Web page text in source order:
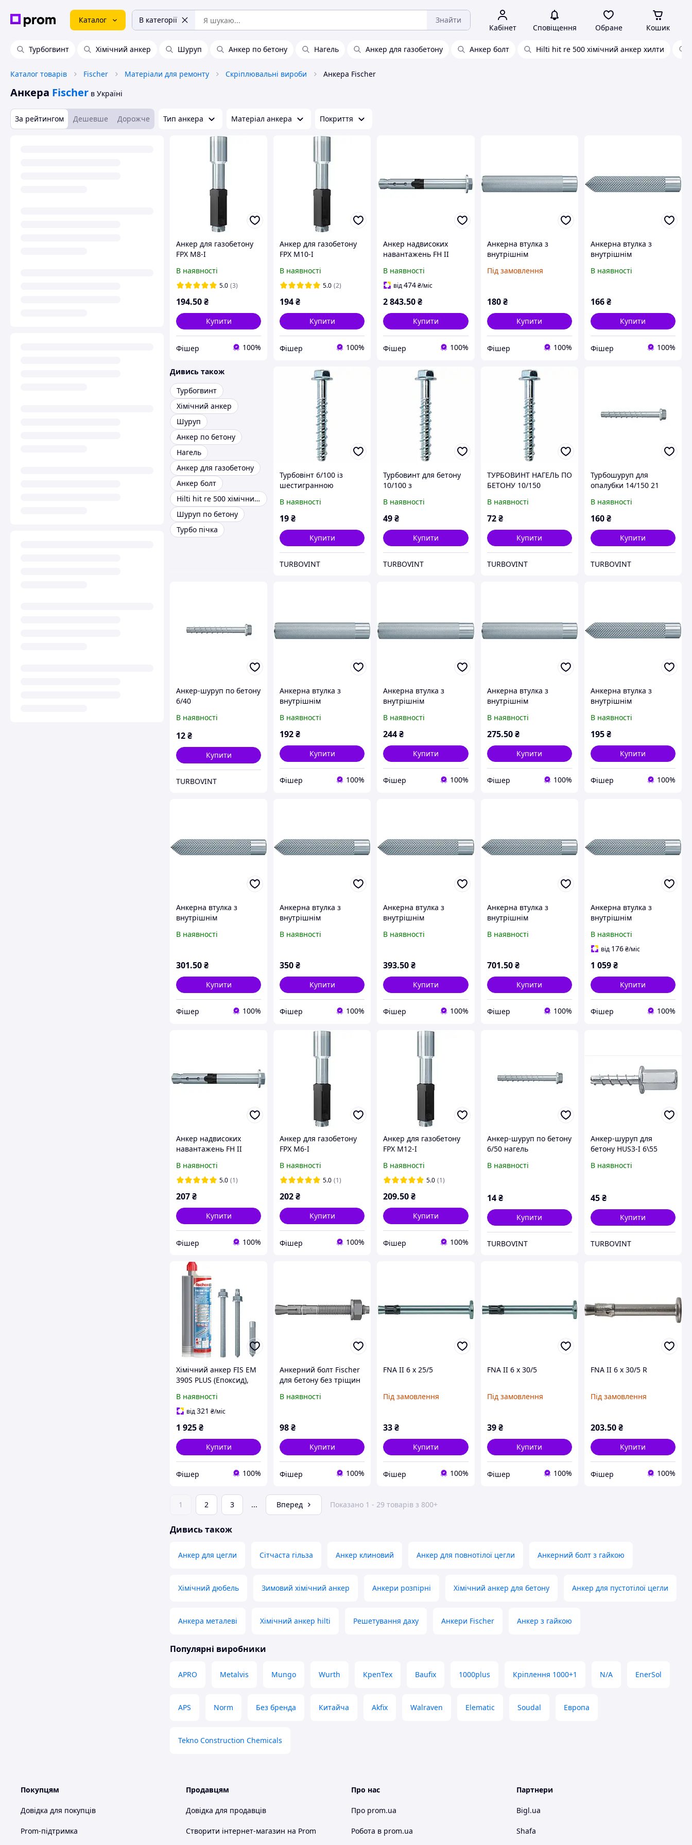
Каталог В категорії Знайти
Кабінет Сповіщення Обране Кошик
Турбогвинт Хімічний анкер Шуруп Анкер по бетону Нагель Анкер для газобетону Анкер болт Hilti hit re 500 хімічний анкер хилти
Каталог товарів Fischer Матеріали для ремонту Скріплювальні вироби Анкера Fischer
Анкера Fischer в Україні
За рейтингом Дешевше Дорожче Тип анкера Матеріал анкера Покриття
Анкер для газобетону
FPX M8-I
В наявності
5.0 (3)
194.50₴
Купити
Фішер 100%
Анкер для газобетону
FPX M10-I
В наявності
5.0 (2)
194₴
Купити
Фішер 100%
Анкер надвисоких
навантажень FH II
В наявності
від474₴/міс
2 843.50₴
Купити
Фішер 100%
Анкерна втулка з
внутрішнім
85 M6
Під замовлення
180 ₴
Купити
Фішер 100%
Анкерна втулка з
внутрішнім
M5 I
В наявності
166₴
Купити
Фішер 100%
Дивись також
Турбогвинт
Хімічний анкер
Шуруп
Анкер по бетону
Нагель
Анкер для газобетону
Анкер болт
Hilti hit re 500 хімічний анкер хилти
Шуруп по бетону
Турбо пічка
Турбовінт 6/100 із
шестигранною
В наявності
19₴
Купити
TURBOVINT
Турбовинт для бетону
10/100 з
В наявності
49₴
Купити
TURBOVINT
ТУРБОВИНТ НАГЕЛЬ ПО
БЕТОНУ 10/150
В наявності
72 ₴
Купити
TURBOVINT
Турбошуруп для
опалубки 14/150 21
В наявності
160₴
Купити
TURBOVINT
Анкер-шуруп по бетону
6/40
В наявності
12₴
Купити
TURBOVINT
Анкерна втулка з
внутрішнім
85 M8
В наявності
192₴
Купити
Фішер 100%
Анкерна втулка з
внутрішнім
85 M10
В наявності
244₴
Купити
Фішер 100%
Анкерна втулка з
внутрішнім
85 M12
В наявності
275.50 ₴
Купити
Фішер 100%
Анкерна втулка з
внутрішнім
M6 I
В наявності
195₴
Купити
Фішер 100%
Анкерна втулка з
внутрішнім
M8 I
В наявності
301.50₴
Купити
Фішер 100%
Анкерна втулка з
внутрішнім
M10 I
В наявності
350₴
Купити
Фішер 100%
Анкерна втулка з
внутрішнім
125 M12 I
В наявності
393.50₴
Купити
Фішер 100%
Анкерна втулка з
внутрішнім
160 M16 I
В наявності
701.50 ₴
Купити
Фішер 100%
Анкерна втулка з
внутрішнім
200 M20 I
В наявності
від 176₴/міс
1 059₴
Купити
Фішер 100%
Анкер надвисоких
навантажень FH II
В наявності
5.0 (1)
207₴
Купити
Фішер 100%
Анкер для газобетону
FPX M6-I
В наявності
5.0 (1)
202₴
Купити
Фішер 100%
Анкер для газобетону
FPX M12-I
В наявності
5.0 (1)
209.50₴
Купити
Фішер 100%
Анкер-шуруп по бетону
6/50 нагель
В наявності
14 ₴
Купити
TURBOVINT
Анкер-шуруп для
бетону HUS3-I 6\55
В наявності
45₴
Купити
TURBOVINT
Хімічний анкер FIS EM
390S PLUS (Епоксид),
В наявності
від321 ₴/міс
1 925₴
Купити
Фішер 100%
Анкерний болт Fischer
для бетону без тріщин
цинк, 507577
В наявності
98₴
Купити
Фішер 100%
FNA II 6 x 25/5
Під замовлення
33₴
Купити
Фішер 100%
FNA II 6 x 30/5
Під замовлення
39 ₴
Купити
Фішер 100%
FNA II 6 x 30/5 R
Під замовлення
203.50₴
Купити
Фішер 100%
1 2 3 ... Вперед Показано 1 - 29 товарів з 800+
Дивись також
Анкер для цегли Сітчаста гільза Анкер клиновий Анкер для повнотілої цегли Анкерний болт з гайкою
Хімічний дюбель Зимовий хімічний анкер Анкери розпірні Хімічний анкер для бетону Анкер для пустотілої цегли
Анкера металеві Хімічний анкер hilti Решетування даху Анкери Fischer Анкер з гайкою
Популярні виробники
APRO Metalvis Mungo Wurth КрепТех Baufix 1000plus Кріплення 1000+1 N/A EnerSol
APS Norm Без бренда Китайча Akfix Walraven Elematic Soudal Европа
Tekno Construction Chemicals
Покупцям
Довідка для покупців
Prom-підтримка
Продавцям
Довідка для продавців
Створити інтернет-магазин на Prom
Про нас
Про prom.ua
Робота в prom.ua
Партнери
Bigl.ua
Shafa